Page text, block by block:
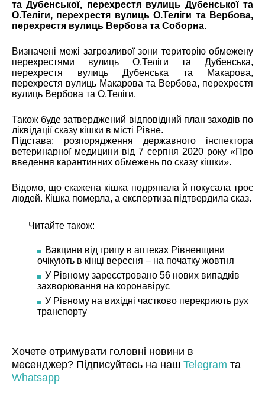
та Дубенської, перехрестя вулиць Дубенської та
О.Теліги, перехрестя вулиць О.Теліги та Вербова,
перехрестя вулиць Вербова та Соборна.
Визначені межі загрозливої зони територію обмежену
перехрестями вулиць О.Теліги та Дубенська,
перехрестя вулиць Дубенська та Макарова,
перехрестя вулиць Макарова та Вербова, перехрестя
вулиць Вербова та О.Теліги.
Також буде затверджений відповідний план заходів по
ліквідації сказу кішки в місті Рівне.
Підстава: розпорядження державного інспектора
ветеринарної медицини від 7 серпня 2020 року «Про
введення карантинних обмежень по сказу кішки».
Відомо, що скажена кішка подряпала й покусала троє
людей. Кішка померла, а експертиза підтвердила сказ.
Читайте також:
Вакцини від грипу в аптеках Рівненщини
очікують в кінці вересня – на початку жовтня
У Рівному зареєстровано 56 нових випадків
захворювання на коронавірус
У Рівному на вихідні частково перекриють рух
транспорту
Хочете отримувати головні новини в
месенджер? Підписуйтесь на наш Telegram та
Whatsapp